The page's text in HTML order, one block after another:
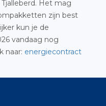
Het mag
zijn best
kun je de
vandaag nog
naar: energiecontract